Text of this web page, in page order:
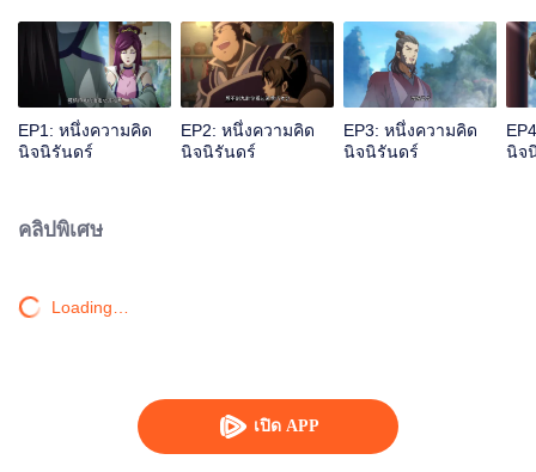
เปิด APP
EP1: หนึ่งความคิด
นิจนิรันดร์
EP2: หนึ่งความคิด
นิจนิรันดร์
EP3: หนึ่งความคิด
นิจนิรันดร์
นิจ
คลิปพิเศษ
Loading…